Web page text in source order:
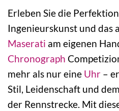
Erleben Sie die
Ingenieurskunst und das
Maserati am eigenen
Chronograph
mehr als nur eine Uhr –
Stil, Leidenschaft und
der Rennstrecke. Mit